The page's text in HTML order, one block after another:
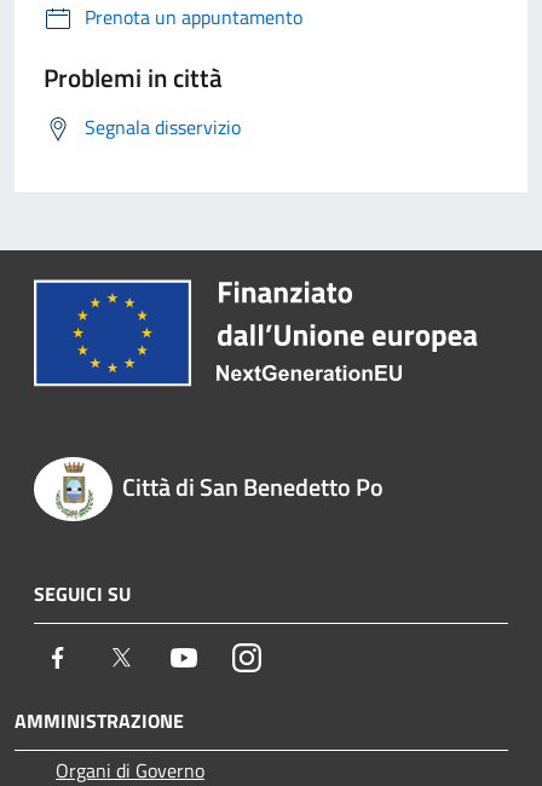
Prenota un appuntamento
Problemi in città
Segnala disservizio
Città di San Benedetto Po
SEGUICI SU
Facebook Twitter YoutubeInstagram
AMMINISTRAZIONE
Organi di Governo